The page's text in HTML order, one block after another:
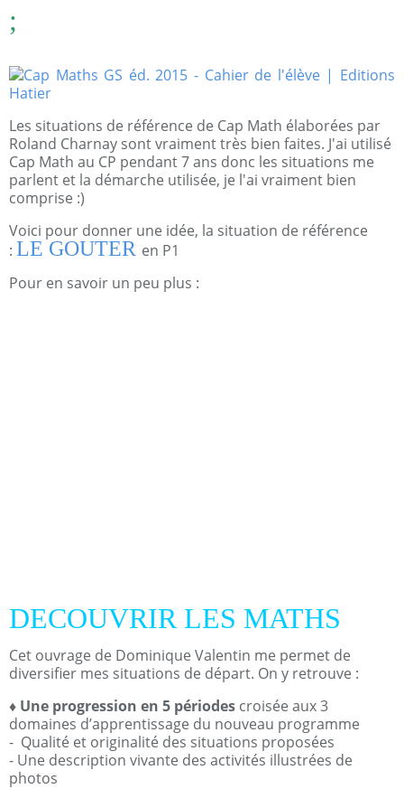
;
Les situations de référence de Cap Math élaborées par
Roland Charnay sont vraiment très bien faites. J'ai utilisé
Cap Math au CP pendant 7 ans donc les situations me
parlent et la démarche utilisée, je l'ai vraiment bien
comprise :)
Voici pour donner une idée, la situation de référence
: LE GOUTER en P1
Pour en savoir un peu plus :
DECOUVRIR LES MATHS
Cet ouvrage de Dominique Valentin me permet de
diversifier mes situations de départ. On y retrouve :
♦ Une progression en 5 périodes croisée aux 3
domaines d’apprentissage du nouveau programme
- Qualité et originalité des situations proposées
- Une description vivante des activités illustrées de
photos